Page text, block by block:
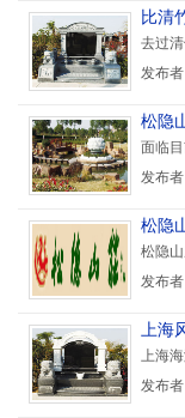
比清
去过
发布者
松隐
面临
发布者
松隐
松隐
发布者
上海
上海
发布者